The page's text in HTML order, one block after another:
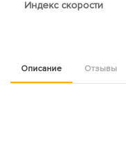
Индекс скорости
Описание Отзывы